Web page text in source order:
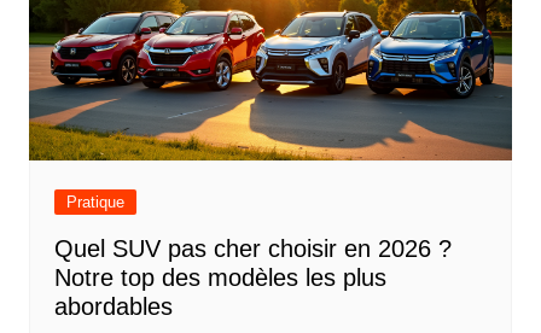
Pratique
Quel SUV pas cher choisir en 2026 ?
Notre top des modèles les plus
abordables